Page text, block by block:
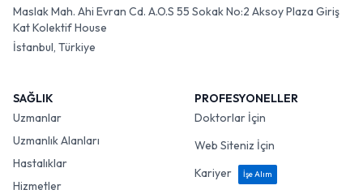
Maslak Mah. Ahi Evran Cd. A.O.S 55 Sokak No:2 Aksoy Plaza Giriş
Kat Kolektif House
İstanbul, Türkiye
SAĞLIK
Uzmanlar
Uzmanlık Alanları
Hastalıklar
Hizmetler
PROFESYONELLER
Doktorlar İçin
Web Siteniz İçin
Kariyer
İşe Alım